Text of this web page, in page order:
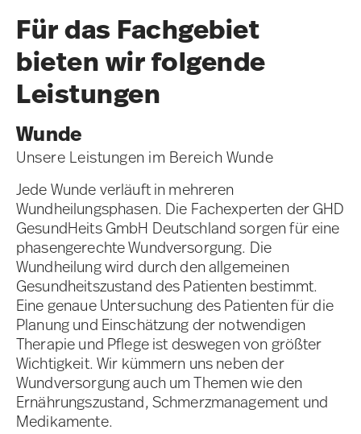
Für das Fachgebiet
bieten wir folgende
Leistungen
Wunde
Unsere Leistungen im Bereich Wunde
Jede Wunde verläuft in mehreren
Wundheilungsphasen. Die Fachexperten der GHD
GesundHeits GmbH Deutschland sorgen für eine
phasengerechte Wundversorgung. Die
Wundheilung wird durch den allgemeinen
Gesundheitszustand des Patienten bestimmt.
Eine genaue Untersuchung des Patienten für die
Planung und Einschätzung der notwendigen
Therapie und Pflege ist deswegen von größter
Wichtigkeit. Wir kümmern uns neben der
Wundversorgung auch um Themen wie den
Ernährungszustand, Schmerzmanagement und
Medikamente.